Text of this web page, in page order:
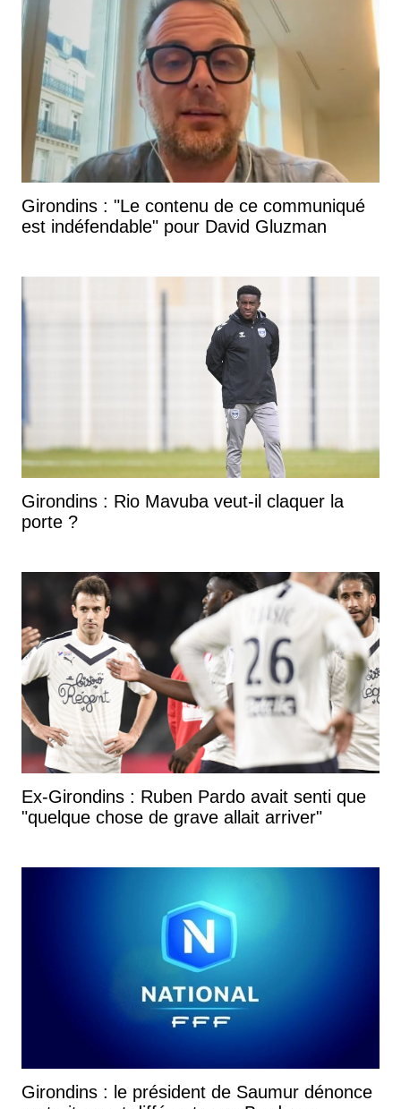
Girondins : "Le contenu de ce communiqué
est indéfendable" pour David Gluzman
Girondins : Rio Mavuba veut-il claquer la
porte ?
Ex-Girondins : Ruben Pardo avait senti que
"quelque chose de grave allait arriver"
Girondins : le président de Saumur dénonce